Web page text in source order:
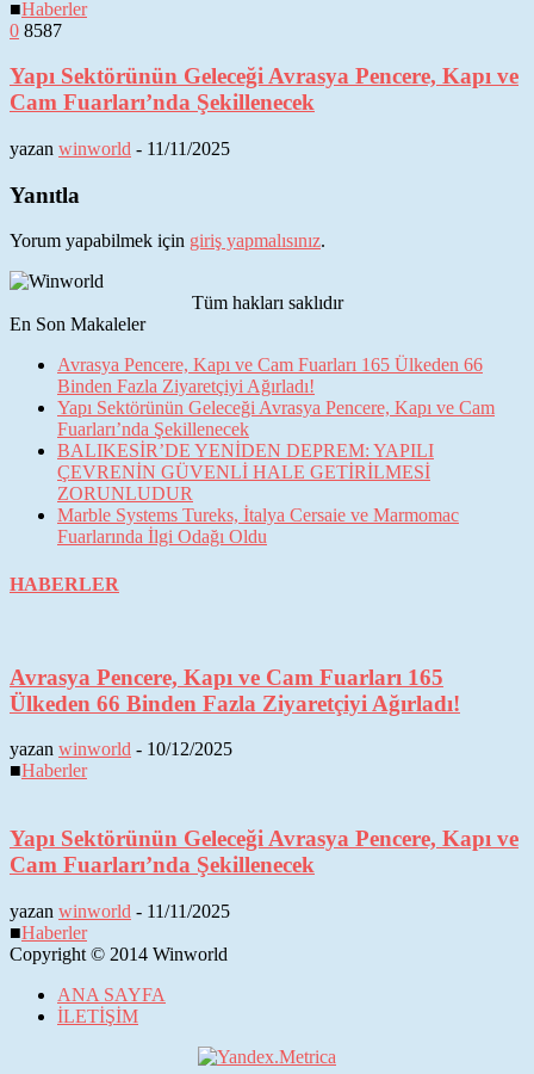
■Haberler
0 8587
Yapı Sektörünün Geleceği Avrasya Pencere, Kapı ve
Cam Fuarları’nda Şekillenecek
yazan winworld - 11/11/2025
Yanıtla
Yorum yapabilmek için giriş yapmalısınız.
Tüm hakları saklıdır
En Son Makaleler
Avrasya Pencere, Kapı ve Cam Fuarları 165 Ülkeden 66
Binden Fazla Ziyaretçiyi Ağırladı!
Yapı Sektörünün Geleceği Avrasya Pencere, Kapı ve Cam
Fuarları’nda Şekillenecek
BALIKESİR’DE YENİDEN DEPREM: YAPILI
ÇEVRENİN GÜVENLİ HALE GETİRİLMESİ
ZORUNLUDUR
Marble Systems Tureks, İtalya Cersaie ve Marmomac
Fuarlarında İlgi Odağı Oldu
HABERLER
Avrasya Pencere, Kapı ve Cam Fuarları 165
Ülkeden 66 Binden Fazla Ziyaretçiyi Ağırladı!
yazan winworld - 10/12/2025
■Haberler
Yapı Sektörünün Geleceği Avrasya Pencere, Kapı ve
Cam Fuarları’nda Şekillenecek
yazan winworld - 11/11/2025
■Haberler
Copyright © 2014 Winworld
ANA SAYFA
İLETİŞİM